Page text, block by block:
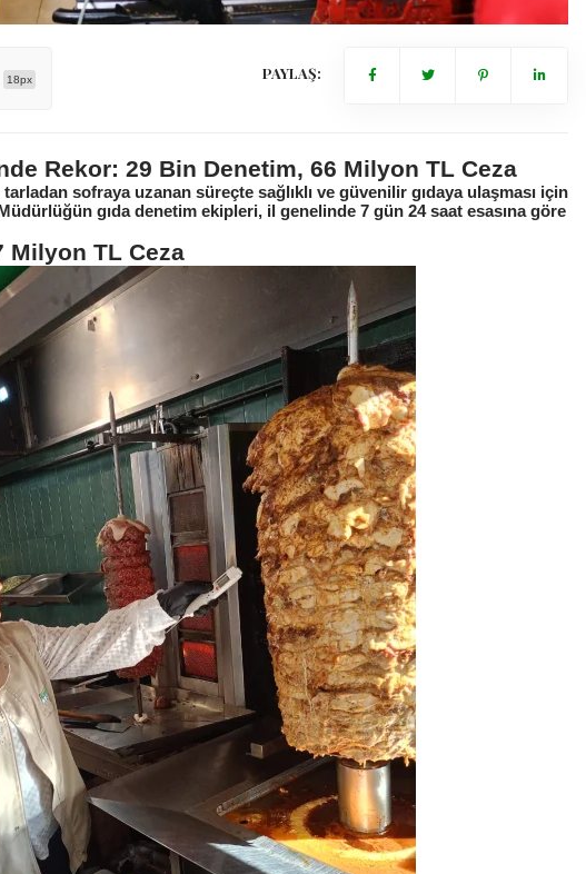
18px PAYLAŞ:
Rekor: 29 Bin Denetim, 66 Milyon TL Ceza
sofraya uzanan süreçte sağlıklı ve güvenilir gıdaya ulaşması için
gıda denetim ekipleri, il genelinde 7 gün 24 saat esasına göre
Milyon TL Ceza